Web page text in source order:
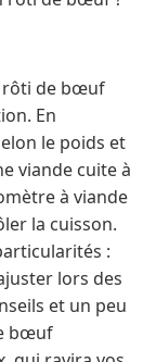
rôti de bœuf
En
le poids et
viande cuite à
à viande
la cuisson.
:
lors des
et un peu
bœuf